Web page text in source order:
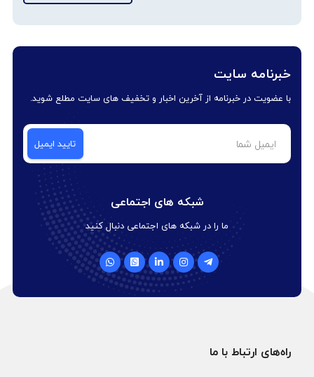
خبرنامه سایت
با عضویت در خبرنامه از آخرین اخبار و تخفیف های سایت مطلع شوید.
شبکه های اجتماعی
ما را در شبکه های اجتماعی دنبال کنید
راه‌های ارتباط با ما